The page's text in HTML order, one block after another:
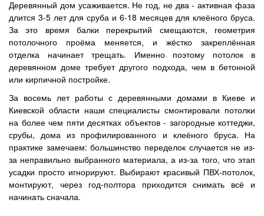
Деревянный дом усаживается. Не год, не два - активная фаза
длится 3-5 лет для сруба и 6-18 месяцев для клеёного бруса.
За это время балки перекрытий смещаются, геометрия
потолочного проёма меняется, и жёстко закреплённая
отделка начинает трещать. Именно поэтому потолок в
деревянном доме требует другого подхода, чем в бетонной
или кирпичной постройке.
За восемь лет работы с деревянными домами в Киеве и
Киевской области наши специалисты смонтировали потолки
на более чем пяти десятках объектов - загородные коттеджи,
срубы, дома из профилированного и клеёного бруса. На
практике замечаем: большинство переделок случается не из-
за неправильно выбранного материала, а из-за того, что этап
усадки просто игнорируют. Выбирают красивый ПВХ-потолок,
монтируют, через год-полтора приходится снимать всё и
начинать сначала.